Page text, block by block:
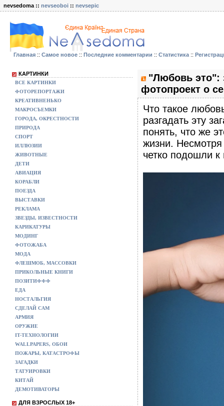
nevsedoma :: nevseoboi :: nevsepic
Главная :: Самое новое :: Последние комментарии :: Статистика ::
КАРТИНКИ
ВСЕ КАРТИНКИ
ФОТОРЕПОРТАЖИ
КРЕАТИВНЕНЬКО
МАКРОСЪЕМКИ
ГОРОДА, ОКРЕСТНОСТИ
ПРИРОДА
СПОРТ
ИЛЛЮЗИИ
ЖИВОТНЫЕ
ДЕТИ
АВИАЦИЯ
КОРАБЛИ
ПОЕЗДА
ВЫСТАВКИ
РЕКЛАМА
ЗВЕЗДЫ, ИЗВЕСТНОСТИ
КАРИКАТУРЫ
МОДИНГ
ФОТОЖАБА
МОДА
ФЛЕШМОБ, МАССОВКИ
ПРИКОЛЬНЫЕ КНИГИ
ПОЗИТИФФФ
ЕДА
НОСТАЛЬГИЯ
СДЕЛАЙ САМ
АРМИЯ
ОРУЖИЕ
IT-ТЕХНОЛОГИИ
WALLPAPERS, ОБОИ
ПОЖАРЫ, КАТАСТРОФЫ
ЗАГАДКИ
ТАТУИРОВКИ
КИТАЙ
ДЕМОТИВАТОРЫ
ДЛЯ ВЗРОСЛЫХ 18+
"Любовь это":
фотопроект о
Что такое
разгадать эту
понять, что же
жизни.
четко подошли к